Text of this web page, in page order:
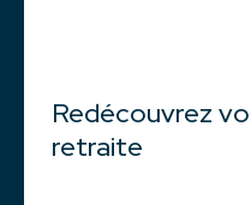
Redécouvrez
retraite